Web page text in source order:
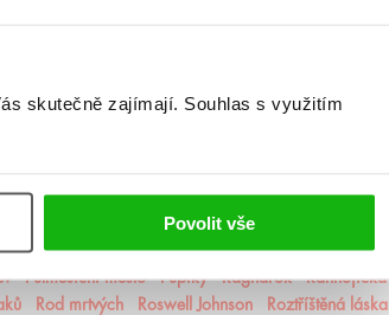
skutečně zajímají. Souhlas s využitím
Povolit vše
Never After Nevítaní Nezdolná
Nikdynoc
Percy Jackson Pěškopisy Phobos
Píseň zimy
Poslední Finestra
Poslední hodina
světa Princezna popela
Princové hříchů
Půlměsíční město Pupíky Ragnarök
Ranhojička
Rod mrtvých Roswell Johnson
Roztříštěná láska